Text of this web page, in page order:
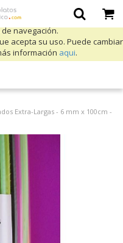
mejorar nuestros servicios
sus preferencias mediante el
navegación.
acepta su uso. Puede cambiar
información aqui.
Extra-Largas - 6 mm x 100cm -